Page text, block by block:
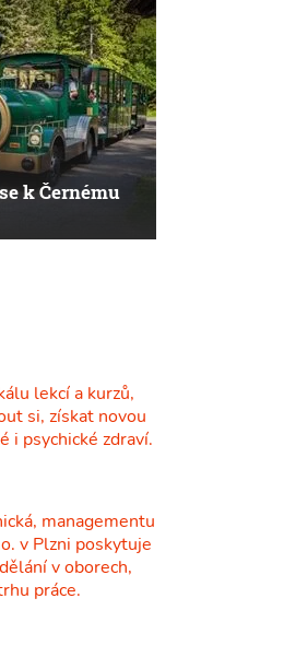
k Černému
lekcí a kurzů,
si, získat novou
i psychické zdraví.
managementu
v Plzni poskytuje
v oborech,
práce.